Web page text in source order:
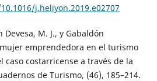
j.heliyon.2019.e02707
M. J., y Gabaldón
emprendedora en el turismo
caso costarricense a través de la
de Turismo, (46), 185–214.